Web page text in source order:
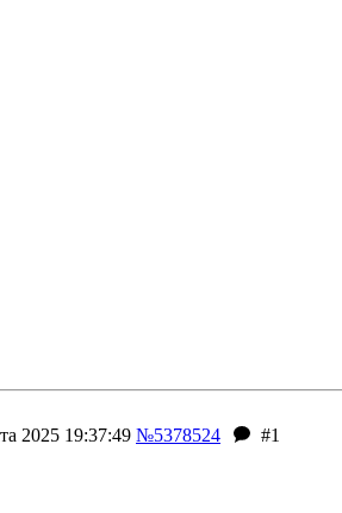
2025 19:37:49 №5378524 #1